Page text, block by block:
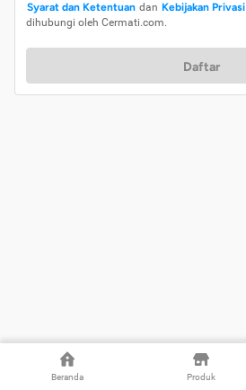
Beranda Produk
Syarat dan Ketentuan dan Kebijakan Privasi
dihubungi oleh Cermati.com.
Daftar